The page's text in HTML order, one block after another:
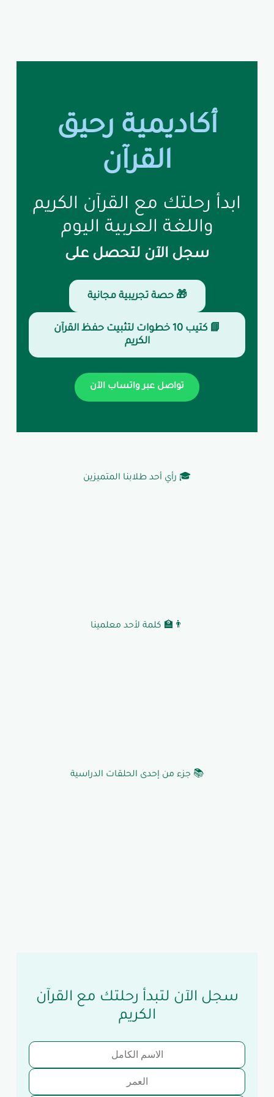
أكاديمية رحيق
القرآن
ابدأ رحلتك مع القرآن الكريم
واللغة العربية اليوم
سجل الآن لتحصل على
🎁 حصة تجريبية مجانية
📘 كتيب 10 خطوات لتثبيت حفظ القرآن
الكريم
تواصل عبر واتساب الآن
🎓 رأي أحد طلابنا المتميزين
👨‍🏫 كلمة لأحد معلمينا
📚 جزء من إحدى الحلقات الدراسية
سجل الآن لتبدأ رحلتك مع القرآن
الكريم